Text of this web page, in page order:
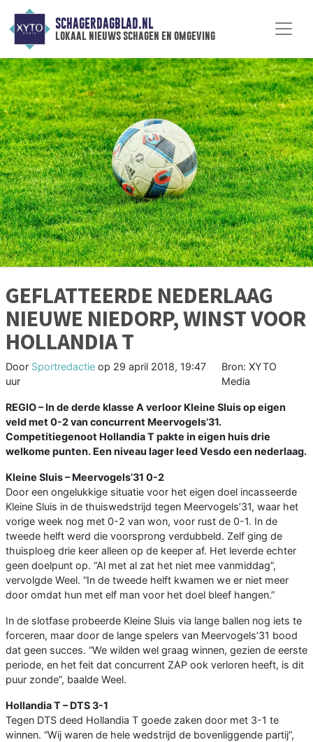
SCHAGERDAGBLAD.NL
lokaal nieuws schagen en omgeving
GEFLATTEERDE NEDERLAAG
NIEUWE NIEDORP, WINST VOOR
HOLLANDIA T
Door Sportredactie op 29 april 2018, 19:47
uur
Bron: XYTO
Media
REGIO –In de derde klasse A verloor Kleine Sluis op eigen
veld met 0-2 van concurrent Meervogels’31.
Competitiegenoot Hollandia T pakte in eigen huis drie
welkome punten. Een niveau lager leed Vesdo een nederlaag.
Kleine Sluis – Meervogels’31 0-2
Door een ongelukkige situatie voor het eigen doel incasseerde
Kleine Sluis in de thuiswedstrijd tegen Meervogels’31, waar het
vorige week nog met 0-2 van won, voor rust de 0-1. In de
tweede helft werd die voorsprong verdubbeld. Zelf ging de
thuisploeg drie keer alleen op de keeper af. Het leverde echter
geen doelpunt op. “Al met al zat het niet mee vanmiddag”,
vervolgde Weel. “In de tweede helft kwamen we er niet meer
door omdat hun met elf man voor het doel bleef hangen.”
In de slotfase probeerde Kleine Sluis via lange ballen nog iets te
forceren, maar door de lange spelers van Meervogels’31 bood
dat geen succes. “We wilden wel graag winnen, gezien de eerste
periode, en het feit dat concurrent ZAP ook verloren heeft, is dit
puur zonde”, baalde Weel.
Hollandia T – DTS 3-1
Tegen DTS deed Hollandia T goede zaken door met 3-1 te
winnen. “Wij waren de hele wedstrijd de bovenliggende partij”,